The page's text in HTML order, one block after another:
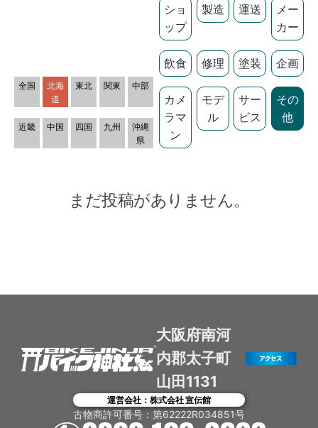
全国
北海
道
東北 関東 中部
近畿 中国 四国 九州
沖縄
県
ショ
ップ
製造 運送
メー
カー
飲食 修理 塗装 企画
カメ
ラマ
ン
モデ
ル
サー
ビス
その
他
まだ投稿がありません。
大阪府南河
内郡太子町
山田1131
運営会社：株式会社 宣伝館
古物商許可番号：第62222R034851号